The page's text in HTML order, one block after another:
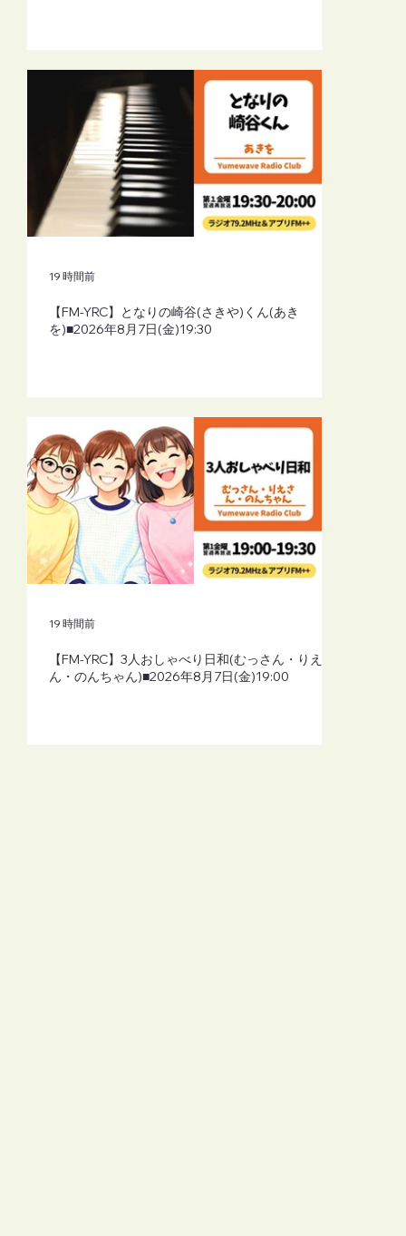
【FM-YRC】となりの崎谷(さきや)くん(あき
を)■2026年8月7日(金)19:30
19 時間前
【FM-YRC】3人おしゃべり日和(むっさん・りえさ
ん・のんちゃん)■2026年8月7日(金)19:00
19 時間前